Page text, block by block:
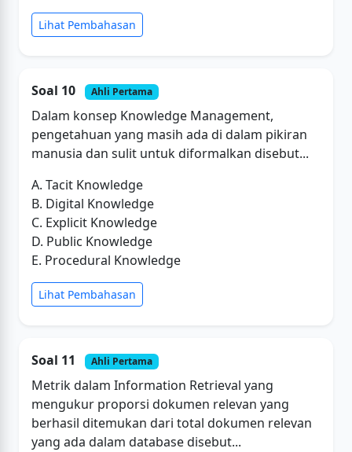
Lihat Pembahasan
Soal 10 Ahli Pertama
Dalam konsep Knowledge Management,
pengetahuan yang masih ada di dalam pikiran
manusia dan sulit untuk diformalkan disebut...
A. Tacit Knowledge
B. Digital Knowledge
C. Explicit Knowledge
D. Public Knowledge
E. Procedural Knowledge
Lihat Pembahasan
Soal 11 Ahli Pertama
Metrik dalam Information Retrieval yang
mengukur proporsi dokumen relevan yang
berhasil ditemukan dari total dokumen relevan
yang ada dalam database disebut...